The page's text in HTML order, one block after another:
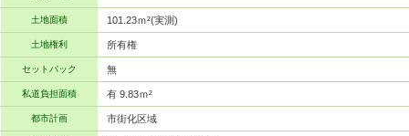
土地面積 101.23ｍ²(実測)
土地権利 所有権
セットバック 無
私道負担面積 有 9.83ｍ²
都市計画 市街化区域